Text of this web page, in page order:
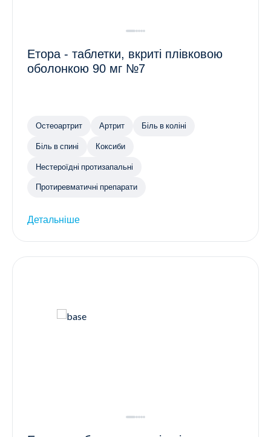
Етора - таблетки, вкриті плівковою
оболонкою 90 мг №7
Остеоартрит Артрит Біль в коліні
Біль в спині Коксиби
Нестероїдні протизапальні
Протиревматичні препарати
Детальніше